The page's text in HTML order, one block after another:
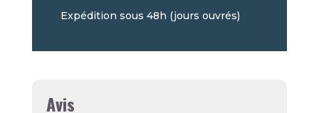
Expédition sous 48h (jours ouvrés)
Avis